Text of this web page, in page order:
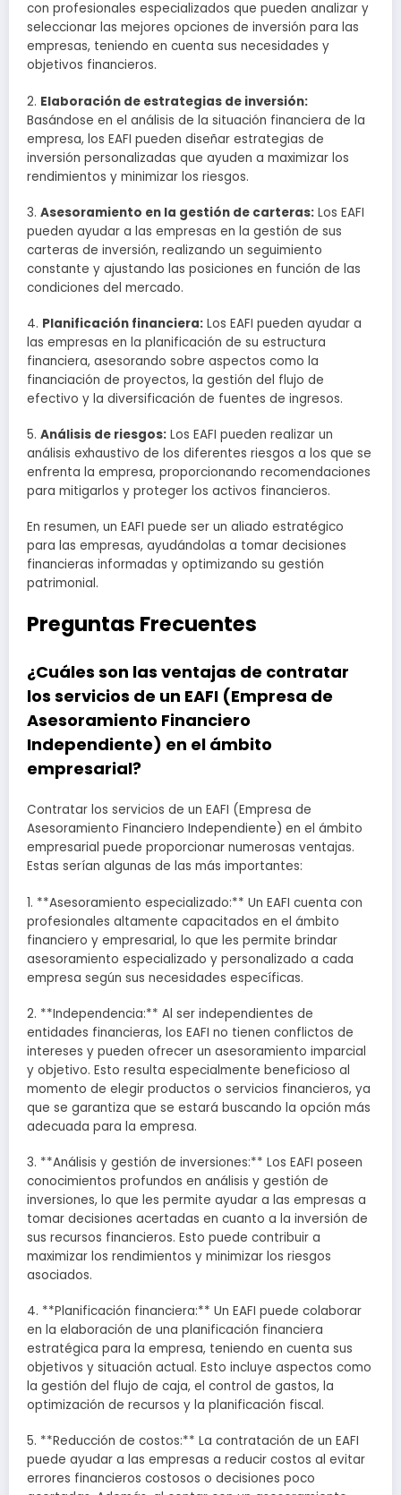
con profesionales especializados que pueden analizar y
seleccionar las mejores opciones de inversión para las
empresas, teniendo en cuenta sus necesidades y
objetivos financieros.
2. Elaboración de estrategias de inversión:
Basándose en el análisis de la situación financiera de la
empresa, los EAFI pueden diseñar estrategias de
inversión personalizadas que ayuden a maximizar los
rendimientos y minimizar los riesgos.
3. Asesoramiento en la gestión de carteras: Los EAFI
pueden ayudar a las empresas en la gestión de sus
carteras de inversión, realizando un seguimiento
constante y ajustando las posiciones en función de las
condiciones del mercado.
4. Planificación financiera: Los EAFI pueden ayudar a
las empresas en la planificación de su estructura
financiera, asesorando sobre aspectos como la
financiación de proyectos, la gestión del flujo de
efectivo y la diversificación de fuentes de ingresos.
5. Análisis de riesgos: Los EAFI pueden realizar un
análisis exhaustivo de los diferentes riesgos a los que se
enfrenta la empresa, proporcionando recomendaciones
para mitigarlos y proteger los activos financieros.
En resumen, un EAFI puede ser un aliado estratégico
para las empresas, ayudándolas a tomar decisiones
financieras informadas y optimizando su gestión
patrimonial.
Preguntas Frecuentes
¿Cuáles son las ventajas de contratar
los servicios de un EAFI (Empresa de
Asesoramiento Financiero
Independiente) en el ámbito
empresarial?
Contratar los servicios de un EAFI (Empresa de
Asesoramiento Financiero Independiente) en el ámbito
empresarial puede proporcionar numerosas ventajas.
Estas serían algunas de las más importantes:
1. **Asesoramiento especializado:** Un EAFI cuenta con
profesionales altamente capacitados en el ámbito
financiero y empresarial, lo que les permite brindar
asesoramiento especializado y personalizado a cada
empresa según sus necesidades específicas.
2. **Independencia:** Al ser independientes de
entidades financieras, los EAFI no tienen conflictos de
intereses y pueden ofrecer un asesoramiento imparcial
y objetivo. Esto resulta especialmente beneficioso al
momento de elegir productos o servicios financieros, ya
que se garantiza que se estará buscando la opción más
adecuada para la empresa.
3. **Análisis y gestión de inversiones:** Los EAFI poseen
conocimientos profundos en análisis y gestión de
inversiones, lo que les permite ayudar a las empresas a
tomar decisiones acertadas en cuanto a la inversión de
sus recursos financieros. Esto puede contribuir a
maximizar los rendimientos y minimizar los riesgos
asociados.
4. **Planificación financiera:** Un EAFI puede colaborar
en la elaboración de una planificación financiera
estratégica para la empresa, teniendo en cuenta sus
objetivos y situación actual. Esto incluye aspectos como
la gestión del flujo de caja, el control de gastos, la
optimización de recursos y la planificación fiscal.
5. **Reducción de costos:** La contratación de un EAFI
puede ayudar a las empresas a reducir costos al evitar
errores financieros costosos o decisiones poco